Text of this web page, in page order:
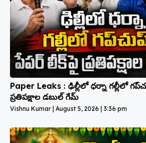
Paper Leaks : ఢిల్లీలో ధర్నా గల్లీలో
ప్రతిపక్షాల డబుల్ గేమ్
Vishnu Kumar August 5, 2026 3:36 pm